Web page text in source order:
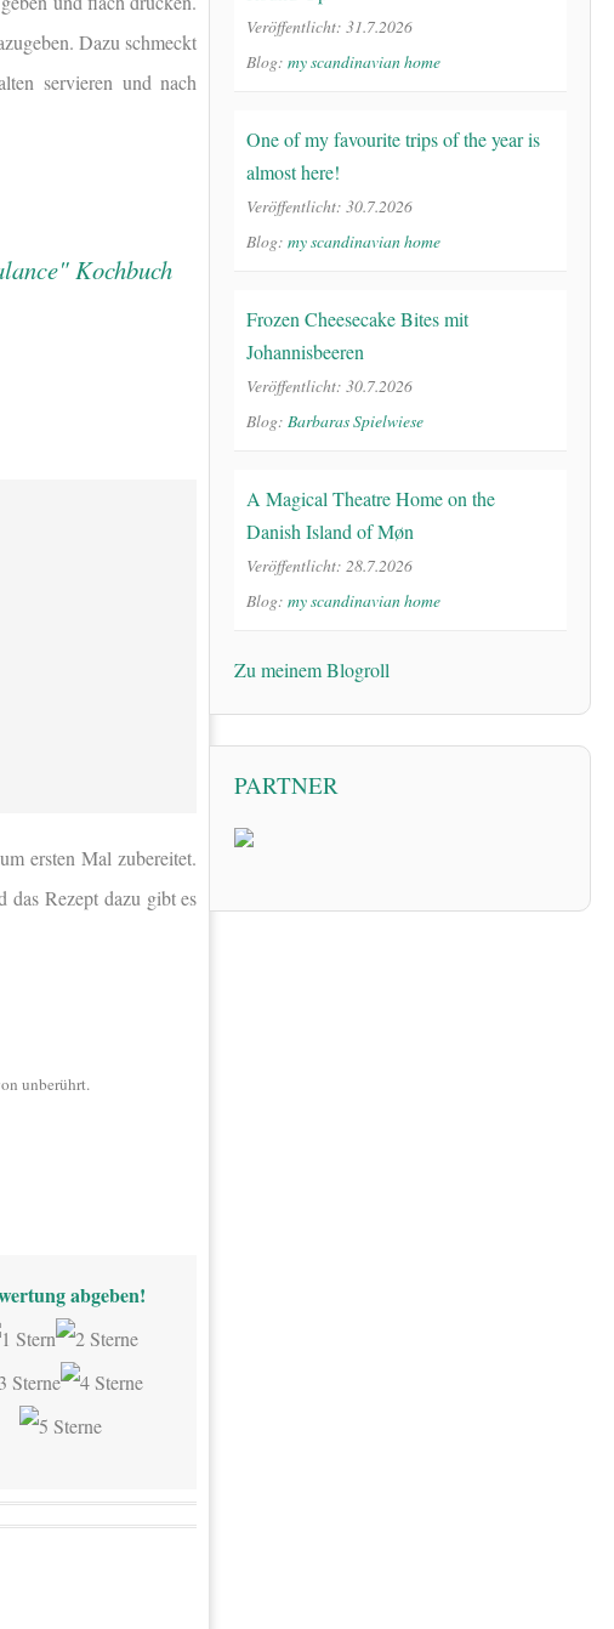
Dazu schmeckt
servieren und nach
ersten Mal zubereitet.
Rezept dazu gibt es
unberührt.
abgeben!
Veröffentlicht: 31.7.2026
Blog: my scandinavian home
One of my favourite trips of the year is
almost here!
Veröffentlicht: 30.7.2026
Blog: my scandinavian home
Frozen Cheesecake Bites mit
Johannisbeeren
Veröffentlicht: 30.7.2026
Blog: Barbaras Spielwiese
A Magical Theatre Home on the
Danish Island of Møn
Veröffentlicht: 28.7.2026
Blog: my scandinavian home
Zu meinem Blogroll
PARTNER